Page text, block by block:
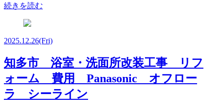
続きを読む
2025.12.26(Fri)
知多市 浴室・洗面所改装工事 リフ
ォーム 費用 Panasonic オフロー
ラ シーライン